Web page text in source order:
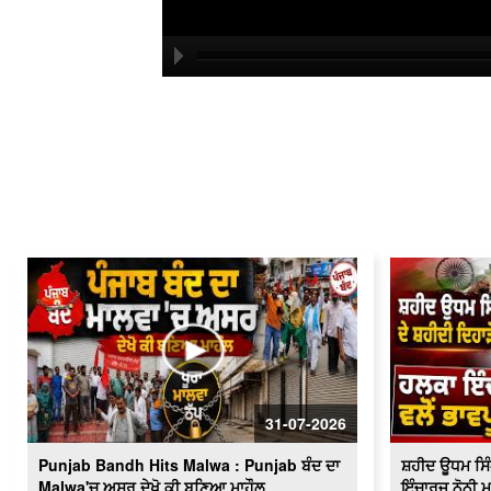
31-07-2026
Punjab Bandh Hits Malwa : Punjab ਬੰਦ ਦਾ
ਸ਼ਹੀਦ ਊਧਮ